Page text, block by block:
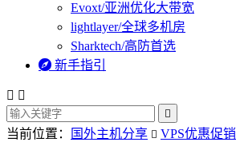
Evoxt/亚洲优化大带宽
lightlayer/全球多机房
Sharktech/高防首选
 新手指引
 

当前位置： 国外主机分享  VPS优惠促销